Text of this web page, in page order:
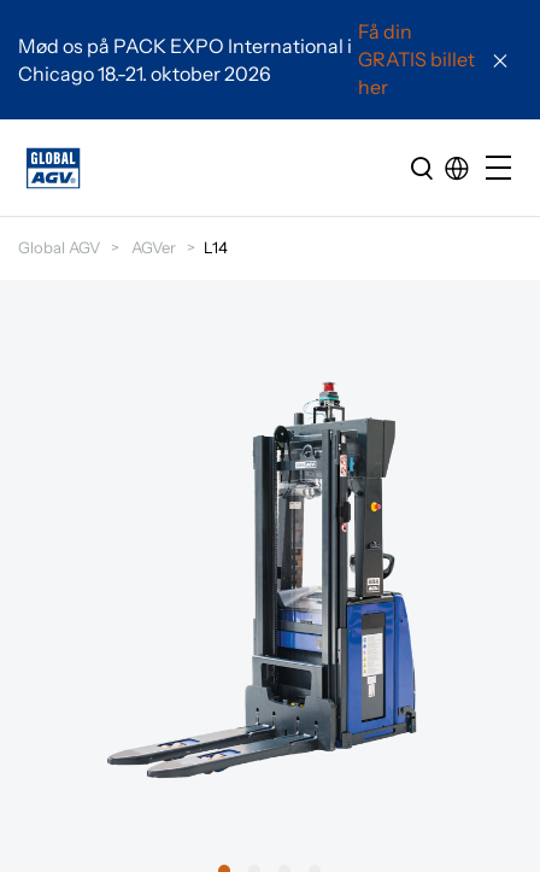
Mød os på PACK EXPO International i
Chicago 18.-21. oktober 2026
Få din
GRATIS billet
her
Global AGV AGVer L14